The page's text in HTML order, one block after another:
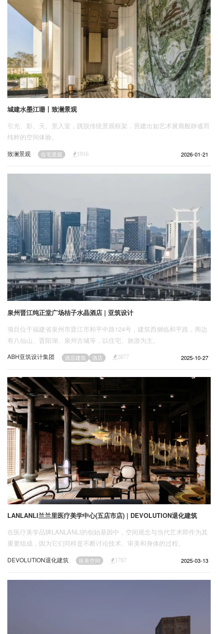
城建水墨江珊丨致澜景观
引光、影、天、景入室，跳脱传统景观框架，营建出如艺术展廊般静谧而
纯粹的空间体验。
致澜景观 住宅景观 1916 2026-01-21
泉州晋江纯正堂广场桔子水晶酒店 | 亚筑设计
项目位于福建省泉州市晋江市和平中路124号，建筑西侧临和平路，周边
有八仙山、晋阳湖、泉州古城等，以住宅、旅游为主。
ABH亚筑设计集团 酒店建筑 酒店 2877 2025-10-27
LANLANLI兰兰里医疗美学中心(五店市店) | DEVOLUTION退化建筑
在医疗美学品牌LANLANLI的创始基因中，空间观念与当代艺术即作为其
重要组成，因为它们同样是不断讨论技术、审美和身体的过程。
DEVOLUTION退化建筑 医美空间 1787 2025-03-13